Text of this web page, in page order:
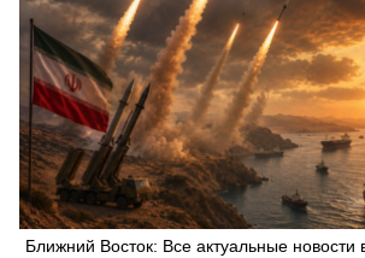
Ближний Восток: Все актуальные новости